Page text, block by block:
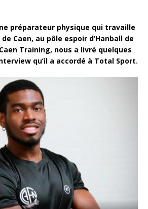
préparateur physique qui travaille
Caen, au pôle espoir d’Hanball de
Training, nous a livré quelques
qu’il a accordé à Total Sport.